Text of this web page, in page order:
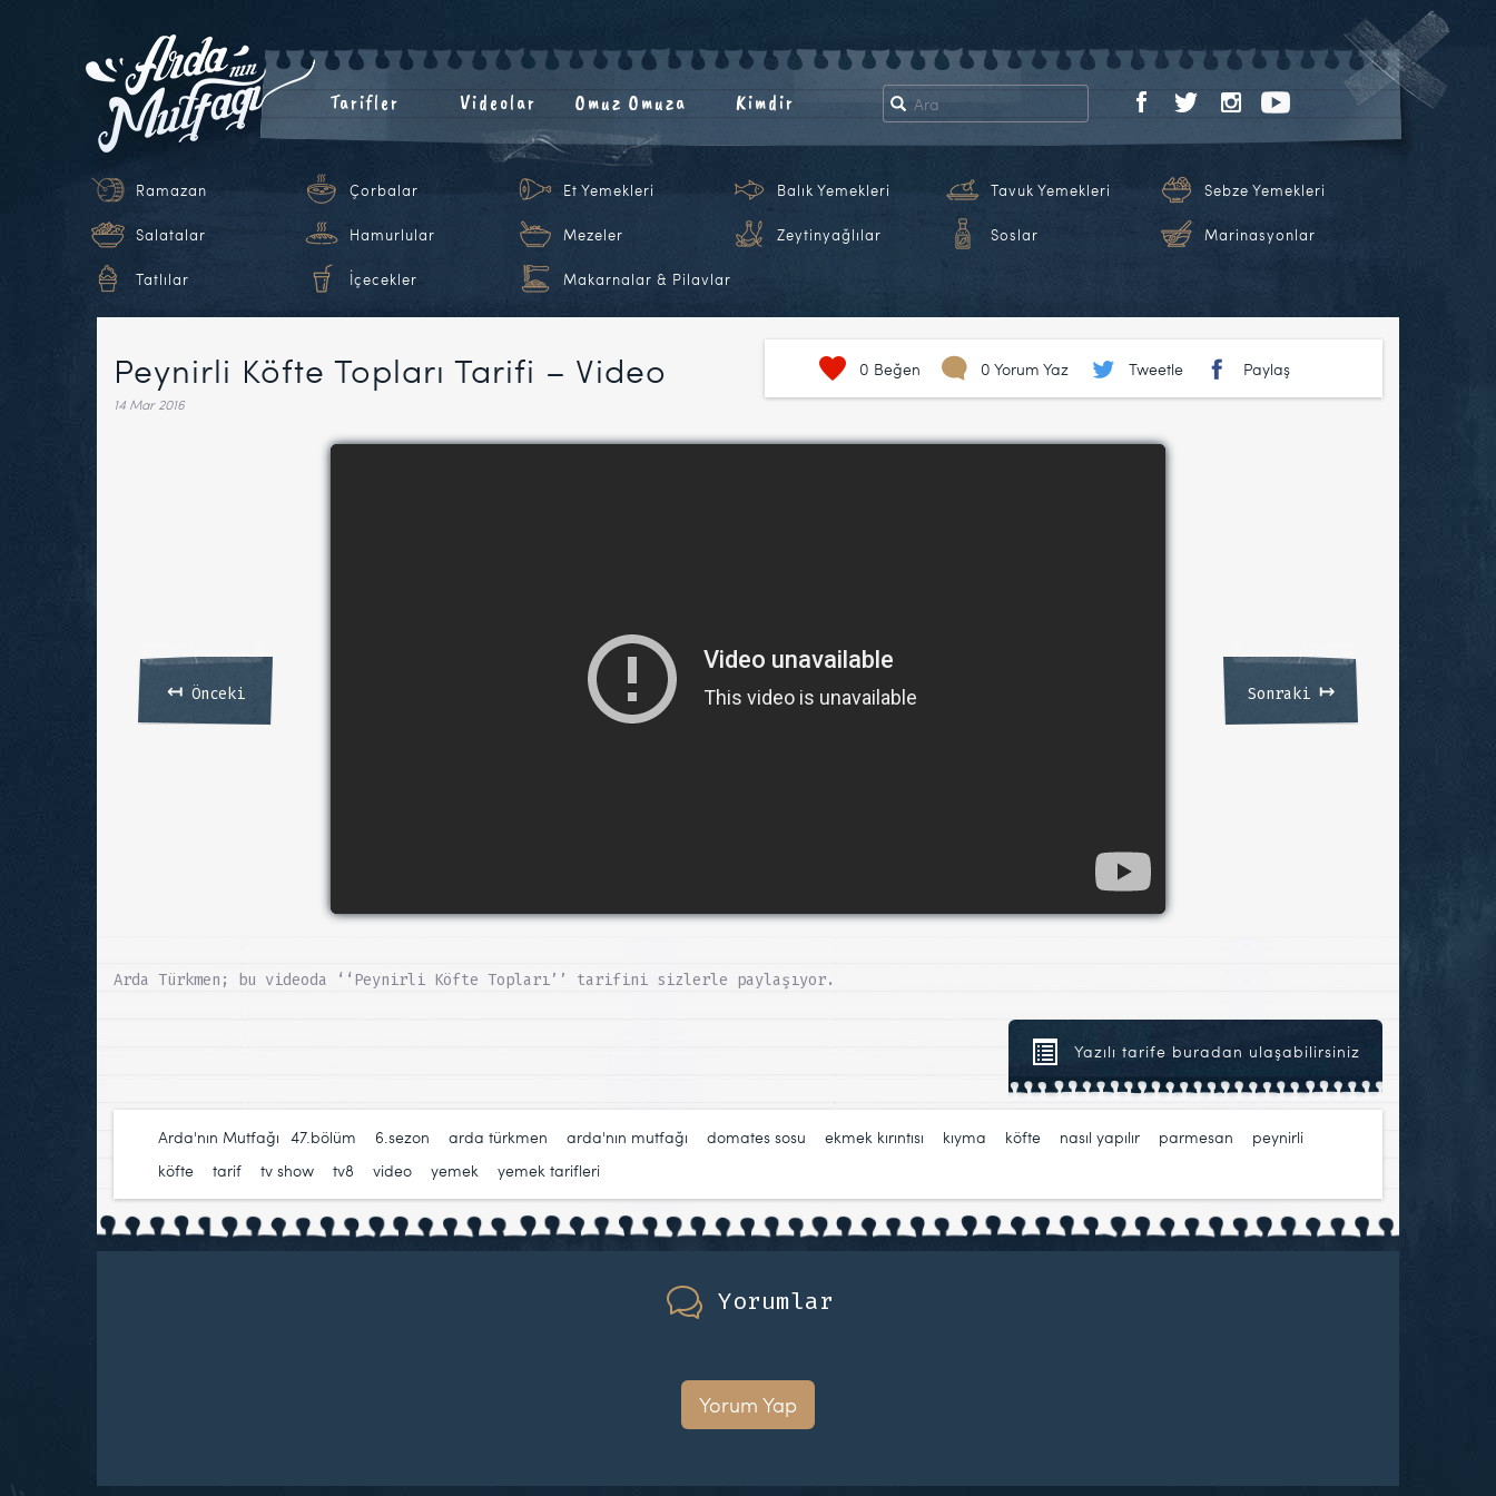
Tarifler Videolar Omuz Omuza Kimdir
Ramazan Çorbalar Et Yemekleri Balık Yemekleri Tavuk Yemekleri Sebze Yemekleri
Salatalar Hamurlular Mezeler Zeytinyağlılar Soslar Marinasyonlar
Tatlılar İçecekler Makarnalar & Pilavlar
Peynirli Köfte Topları Tarifi – Video
14 Mar 2016
0 Beğen 0 Yorum Yaz Tweetle Paylaş
↤Önceki Sonraki ↦
Arda Türkmen; bu videoda ‘‘Peynirli Köfte Topları’’ tarifini sizlerle paylaşıyor.
Yazılı tarife buradan ulaşabilirsiniz
Arda'nın Mutfağı 47.bölüm 6.sezon arda türkmen arda'nın mutfağı domates sosu ekmek kırıntısı kıyma köfte nasıl yapılır parmesan
peynirli
köfte
tarif tv show tv8 video yemek yemek tarifleri
Yorumlar
Yorum Yap